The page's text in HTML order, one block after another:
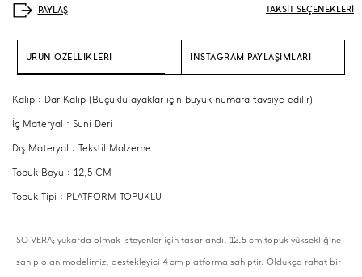
TAKSİT SEÇENEKLERİ
ÜRÜN ÖZELLİKLERİ INSTAGRAM PAYLAŞIMLARI
Kalıp : Dar Kalıp (Buçuklu ayaklar için büyük numara tavsiye edilir)
İç Materyal : Suni Deri
Dış Materyal : Tekstil Malzeme
Topuk Boyu : 12,5 CM
Topuk Tipi : PLATFORM TOPUKLU
SO VERA; yukarda olmak isteyenler için tasarlandı. 12.5 cm topuk yüksekliğine
sahip olan modelimiz, destekleyici 4 cm platforma sahiptir. Oldukça rahat bir